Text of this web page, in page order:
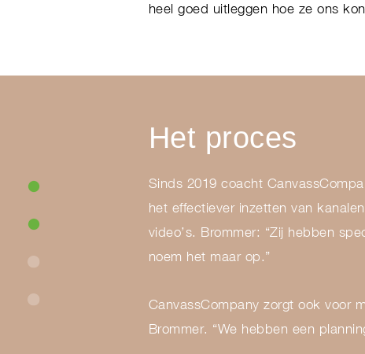
heel goed uitleggen hoe ze ons
Het proces
Sinds 2019 coacht
het effectiever inzetten van
video’s. Brommer: “Zij hebben
noem het maar op.”
CanvassCompany zorgt ook voor
Brommer. “We hebben een